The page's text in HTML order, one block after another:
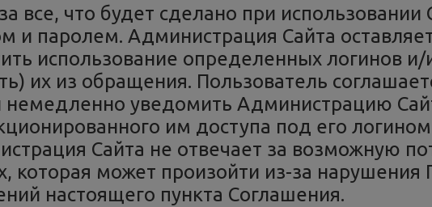
все, что будет сделано при использовании
и паролем. Администрация Сайта
использование определенных логинов и/
их из обращения. Пользователь
немедленно уведомить Администрацию
им доступа под его
Сайта не отвечает за возможную
которая может произойти из-за нарушения
настоящего пункта Соглашения.